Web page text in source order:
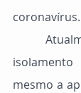
coronavírus.
mesmo a